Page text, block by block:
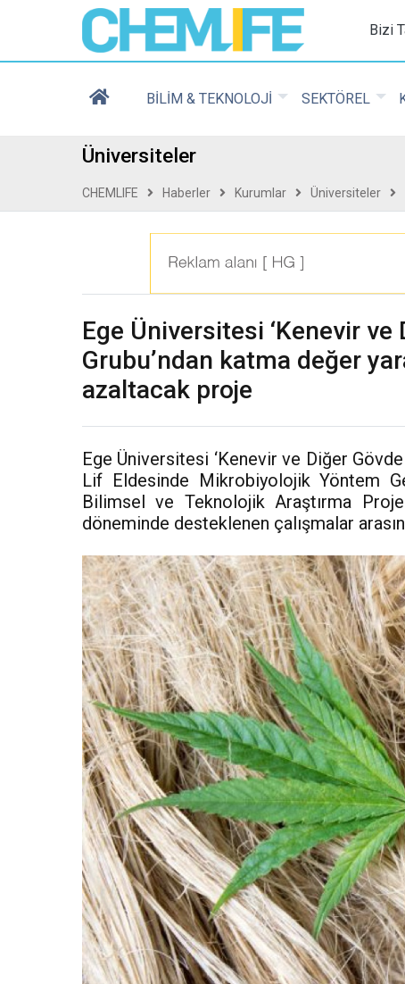
Chemlife - Basılı veBizi
BİLİM & TEKNOLOJİ SEKTÖREL
Üniversiteler
CHEMLIFE Haberler Kurumlar Üniversiteler
Ege Üniversitesi ‘Kenevir ve
Grubu’ndan katma değer
azaltacak proje
Ege Üniversitesi ‘Kenevir ve Diğer
Lif Eldesinde Mikrobiyolojik Yöntem
Bilimsel ve Teknolojik Araştırma
döneminde desteklenen çalışmalar